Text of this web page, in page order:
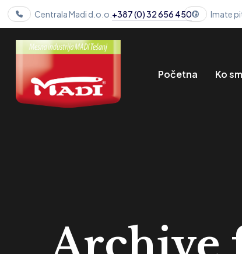
Centrala Madi d.o.o. +387 (0) 32 656 450 Imate
Početna Ko